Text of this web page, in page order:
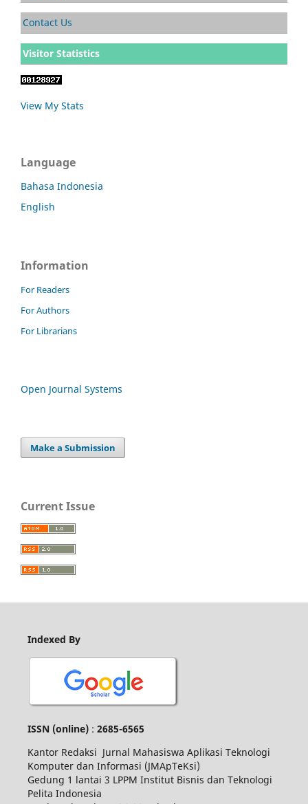
Contact Us
Visitor Statistics
View My Stats
Language
Bahasa Indonesia
English
Information
For Readers
For Authors
For Librarians
Open Journal Systems
Make a Submission
Current Issue
Indexed By
ISSN (online): 2685-6565
Kantor Redaksi Jurnal Mahasiswa Aplikasi Teknologi
Komputer dan Informasi (JMApTeKsi)
Gedung 1 lantai 3 LPPM Institut Bisnis dan Teknologi
Pelita Indonesia